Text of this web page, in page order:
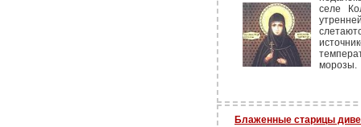
селе
морозы.
Блаженные старицы